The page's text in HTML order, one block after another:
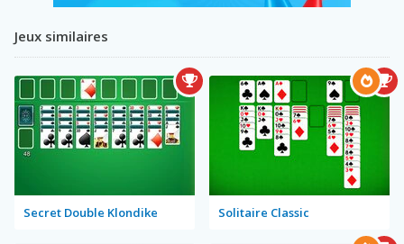
Jeux similaires
Secret Double Klondike Solitaire Classic